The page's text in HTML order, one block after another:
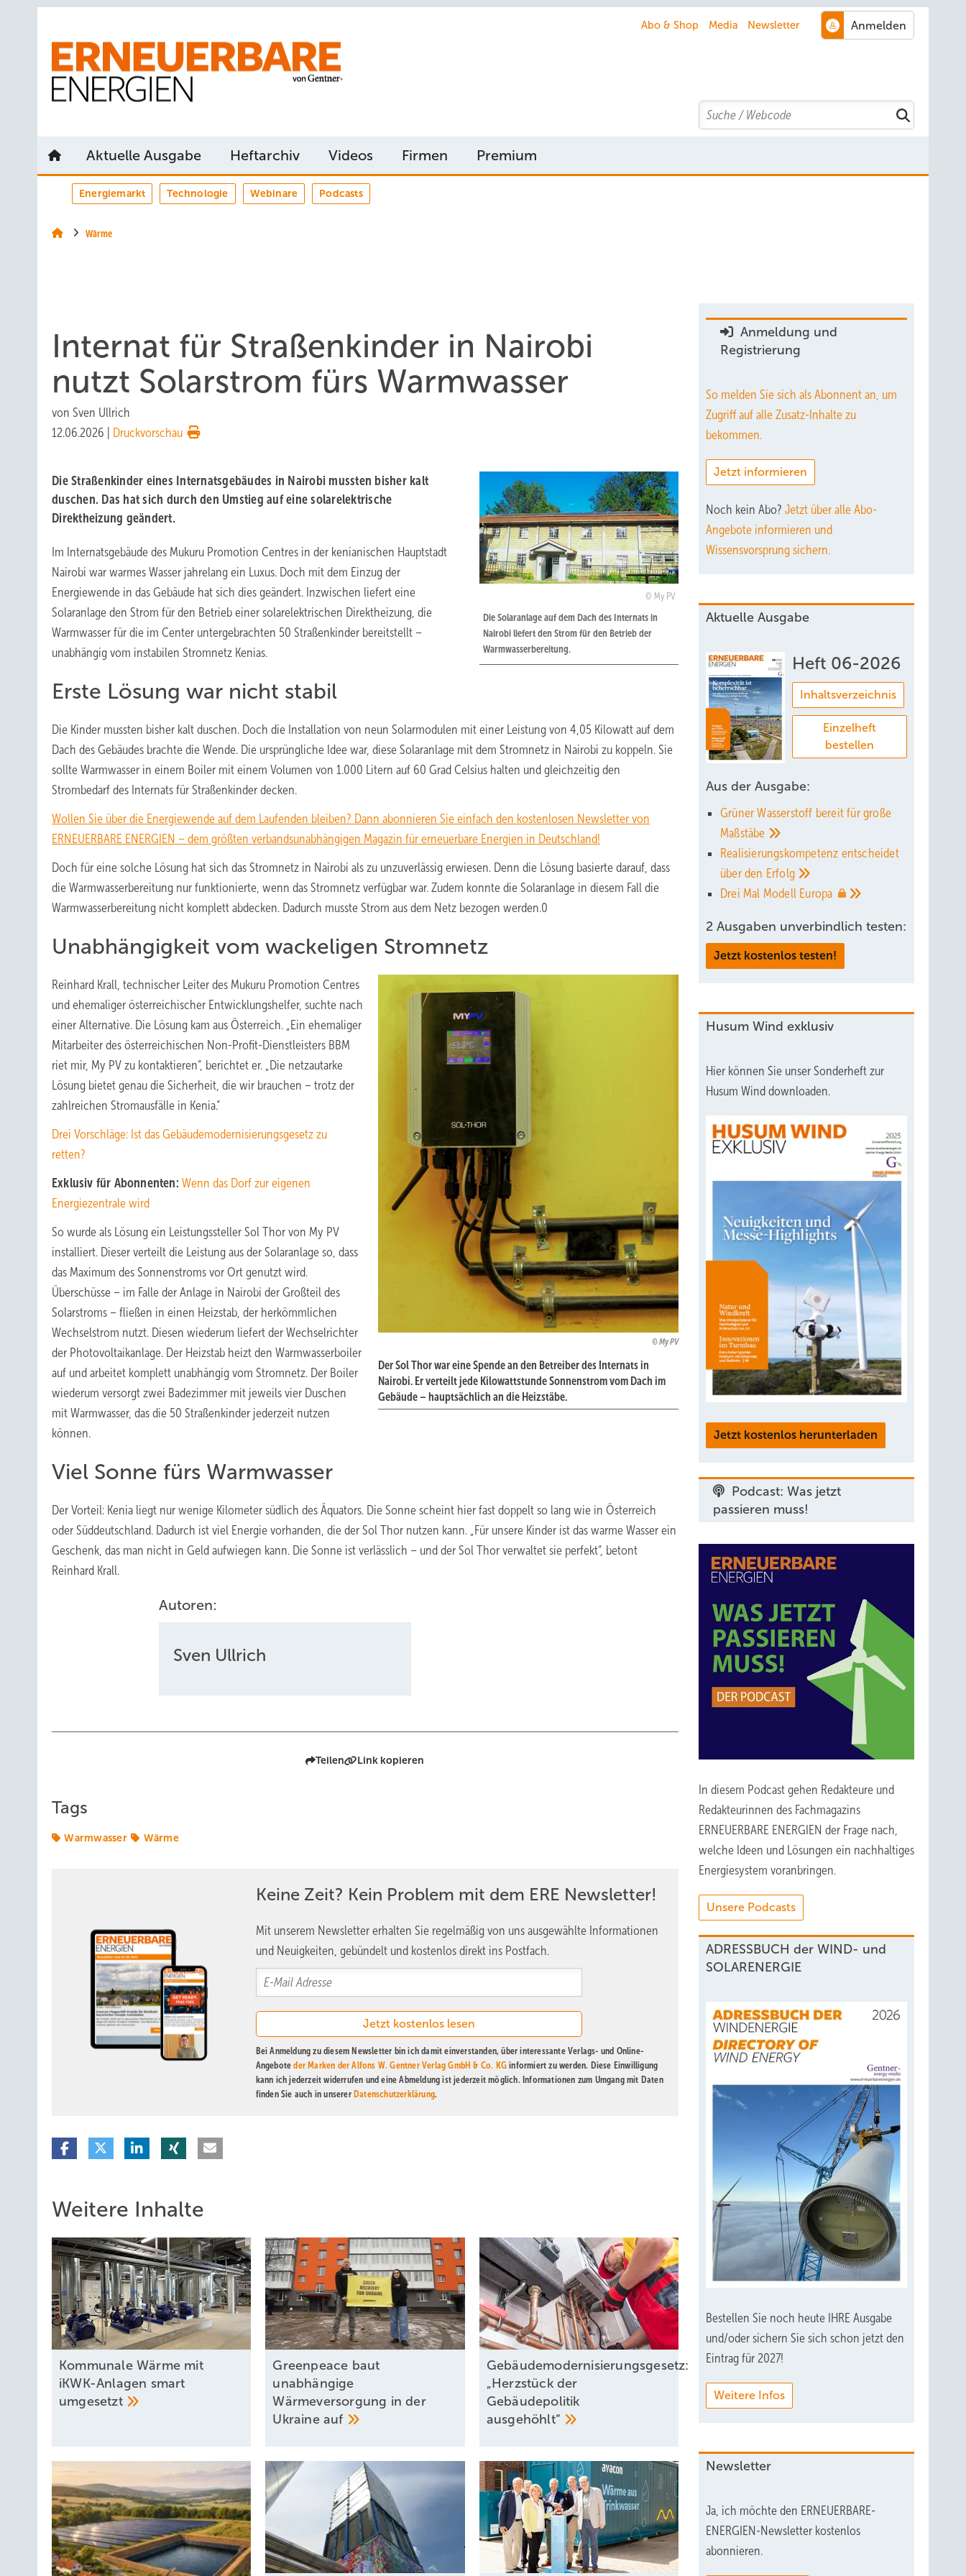
Abo & Shop Media Newsletter
Search
Aktuelle Ausgabe Heftarchiv Videos Firmen Premium
Energiemarkt Technologie Webinare Podcasts
Wärme
Internat für Straßenkinder in Nairobi
nutzt Solarstrom fürs Warmwasser
von Sven Ullrich
12.06.2026
Druckvorschau
My PV
Die Solaranlage auf dem Dach des Internats in
Nairobi liefert den Strom für den Betrieb der
Warmwasserbereitung.
Die Straßenkinder eines Internatsgebäudes in Nairobi mussten bisher kalt
duschen. Das hat sich durch den Umstieg auf eine solarelektrische
Direktheizung geändert.
Im Internatsgebäude des Mukuru Promotion Centres in der kenianischen Hauptstadt
Nairobi war warmes Wasser jahrelang ein Luxus. Doch mit dem Einzug der
Energiewende in das Gebäude hat sich dies geändert. Inzwischen liefert eine
Solaranlage den Strom für den Betrieb einer solarelektrischen Direktheizung, die
Warmwasser für die im Center untergebrachten 50 Straßenkinder bereitstellt –
unabhängig vom instabilen Stromnetz Kenias.
Erste Lösung war nicht stabil
Die Kinder mussten bisher kalt duschen. Doch die Installation von neun Solarmodulen mit einer Leistung von 4,05 Kilowatt auf dem
Dach des Gebäudes brachte die Wende. Die ursprüngliche Idee war, diese Solaranlage mit dem Stromnetz in Nairobi zu koppeln. Sie
sollte Warmwasser in einem Boiler mit einem Volumen von 1.000 Litern auf 60 Grad Celsius halten und gleichzeitig den
Strombedarf des Internats für Straßenkinder decken.
Wollen Sie über die Energiewende auf dem Laufenden bleiben? Dann abonnieren Sie einfach den kostenlosen Newsletter von
ERNEUERBARE ENERGIEN – dem größten verbandsunabhängigen Magazin für erneuerbare Energien in Deutschland!
Doch für eine solche Lösung hat sich das Stromnetz in Nairobi als zu unzuverlässig erwiesen. Denn die Lösung basierte darauf, dass
die Warmwasserbereitung nur funktionierte, wenn das Stromnetz verfügbar war. Zudem konnte die Solaranlage in diesem Fall die
Warmwasserbereitung nicht komplett abdecken. Dadurch musste Strom aus dem Netz bezogen werden.0
Unabhängigkeit vom wackeligen Stromnetz
My PV
Der Sol Thor war eine Spende an den Betreiber des Internats in
Nairobi. Er verteilt jede Kilowattstunde Sonnenstrom vom Dach im
Gebäude – hauptsächlich an die Heizstäbe.
Reinhard Krall, technischer Leiter des Mukuru Promotion Centres
und ehemaliger österreichischer Entwicklungshelfer, suchte nach
einer Alternative. Die Lösung kam aus Österreich. „Ein ehemaliger
Mitarbeiter des österreichischen Non-Profit-Dienstleisters BBM
riet mir, My PV zu kontaktieren“, berichtet er. „Die netzautarke
Lösung bietet genau die Sicherheit, die wir brauchen – trotz der
zahlreichen Stromausfälle in Kenia.“
Drei Vorschläge: Ist das Gebäudemodernisierungsgesetz zu
retten?
Exklusiv für Abonnenten: Wenn das Dorf zur eigenen
Energiezentrale wird
So wurde als Lösung ein Leistungssteller Sol Thor von My PV
installiert. Dieser verteilt die Leistung aus der Solaranlage so, dass
das Maximum des Sonnenstroms vor Ort genutzt wird.
Überschüsse – im Falle der Anlage in Nairobi der Großteil des
Solarstroms – fließen in einen Heizstab, der herkömmlichen
Wechselstrom nutzt. Diesen wiederum liefert der Wechselrichter
der Photovoltaikanlage. Der Heizstab heizt den Warmwasserboiler
auf und arbeitet komplett unabhängig vom Stromnetz. Der Boiler
wiederum versorgt zwei Badezimmer mit jeweils vier Duschen
mit Warmwasser, das die 50 Straßenkinder jederzeit nutzen
können.
Viel Sonne fürs Warmwasser
Der Vorteil: Kenia liegt nur wenige Kilometer südlich des Äquators. Die Sonne scheint hier fast doppelt so lang wie in Österreich
oder Süddeutschland. Dadurch ist viel Energie vorhanden, die der Sol Thor nutzen kann. „Für unsere Kinder ist das warme Wasser ein
Geschenk, das man nicht in Geld aufwiegen kann. Die Sonne ist verlässlich – und der Sol Thor verwaltet sie perfekt“, betont
Reinhard Krall.
Autoren:
Sven Ullrich
Teilen Link kopieren
Tags
Warmwasser Wärme
Keine Zeit? Kein Problem mit dem ERE Newsletter!
Mit unserem Newsletter erhalten Sie regelmäßig von uns ausgewählte Informationen
und Neuigkeiten, gebündelt und kostenlos direkt ins Postfach.
Bei Anmeldung zu diesem Newsletter bin ich damit einverstanden, über interessante Verlags- und Online-
Angeboteder Marken der Alfons W. Gentner Verlag GmbH & Co. KG informiert zu werden. Diese Einwilligung
kann ich jederzeit widerrufen und eine Abmeldung ist jederzeit möglich. Informationen zum Umgang mit Daten
finden Sie auch in unserer Datenschutzerklärung.
Weitere Inhalte
Kommunale Wärme mit
iKWK-Anlagen smart
umgesetzt
Greenpeace baut
unabhängige
Wärmeversorgung in der
Ukraineauf
Gebäudemodernisierungsgesetz:
„Herzstück der
Gebäudepolitik
ausgehöhlt“
Anmeldung und
Registrierung
So melden Sie sich als Abonnent an, um
Zugriff auf alle Zusatz-Inhalte zu
bekommen.
Jetzt informieren
Noch kein Abo? Jetzt über alle Abo-
Angebote informieren und
Wissensvorsprung sichern.
Aktuelle Ausgabe
Heft 06-2026
Inhaltsverzeichnis
Einzelheft
bestellen
Aus der Ausgabe:
Grüner Wasserstoff bereit für große
Maßstäbe
Realisierungskompetenz entscheidet
über den Erfolg
Drei Mal Modell Europa
2 Ausgaben unverbindlich testen:
Jetzt kostenlos testen!
Husum Wind exklusiv
Hier können Sie unser Sonderheft zur
Husum Wind downloaden.
Jetzt kostenlos herunterladen
Podcast: Was jetzt
passieren muss!
In diesem Podcast gehen Redakteure und
Redakteurinnen des Fachmagazins
ERNEUERBARE ENERGIEN der Frage nach,
welche Ideen und Lösungen ein nachhaltiges
Energiesystem voranbringen.
Unsere Podcasts
ADRESSBUCH der WIND- und
SOLARENERGIE
Bestellen Sie noch heute IHRE Ausgabe
und/oder sichern Sie sich schon jetzt den
Eintrag für 2027!
Weitere Infos
Newsletter
Ja, ich möchte den ERNEUERBARE-
ENERGIEN-Newsletter kostenlos
abonnieren.